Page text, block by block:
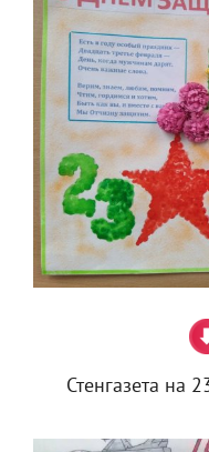
Стенгазета на